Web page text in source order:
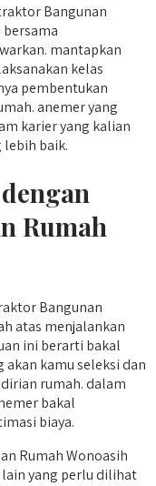
Bangunan
mantapkan
kelas
pembentukan
anemer yang
karier yang kalian
lebih baik.
Rumah
Bangunan
atas menjalankan
ini berarti bakal
kamu seleksi dan
rumah. dalam
bakal
biaya.
Rumah Wonoasih
lain yang perlu dilihat